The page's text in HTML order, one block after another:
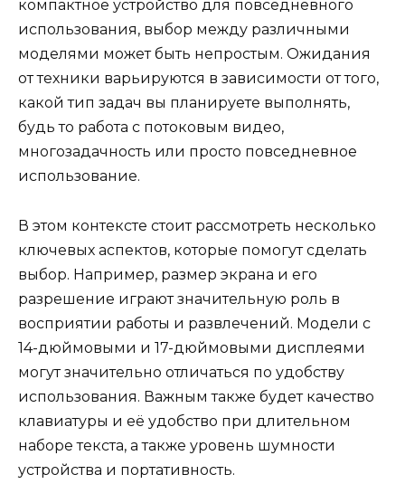
компактное устройство для повседневного
использования, выбор между различными
моделями может быть непростым. Ожидания
от техники варьируются в зависимости от того,
какой тип задач вы планируете выполнять,
будь то работа с потоковым видео,
многозадачность или просто повседневное
использование.
В этом контексте стоит рассмотреть несколько
ключевых аспектов, которые помогут сделать
выбор. Например, размер экрана и его
разрешение играют значительную роль в
восприятии работы и развлечений. Модели с
14-дюймовыми и 17-дюймовыми дисплеями
могут значительно отличаться по удобству
использования. Важным также будет качество
клавиатуры и её удобство при длительном
наборе текста, а также уровень шумности
устройства и портативность.